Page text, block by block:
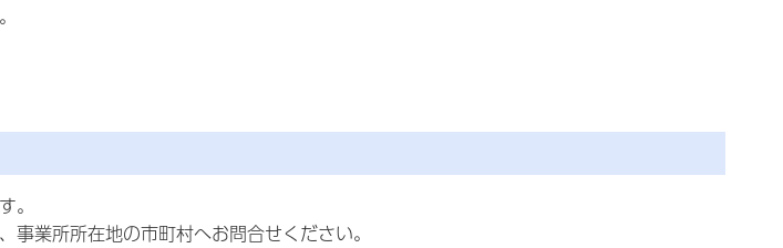
。
業所所在地の市町村へお問合せください。